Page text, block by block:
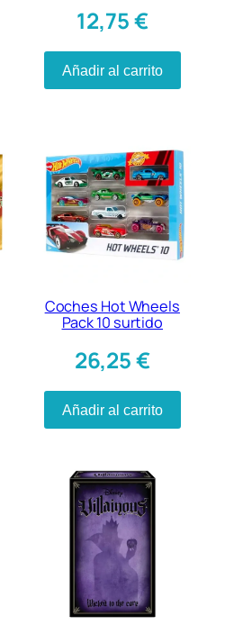
12,75€
Añadir al carrito
Coches Hot Wheels
Pack 10 surtido
26,25€
Añadir al carrito